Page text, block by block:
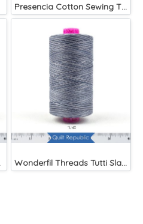
Presencia Cotton Sewing Thread 3-ply 60wt 4882 Yards Grey
Wonderfil Threads Tutti Slate